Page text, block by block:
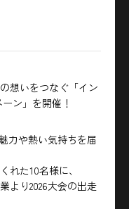
想いをつなぐ「イン
ン」を開催！
力や熱い気持ちを届
れた10名様に、
より2026大会の出走